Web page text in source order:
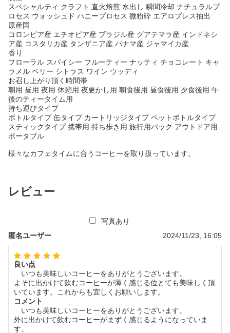
スペシャルティ クラフト 直火焙煎 水出し 瞬間冷却 ナチュラルプ
ロセス ウォッシュド ハニープロセス 微粉砕 エアロプレス抽出
原産国
コロンビア産 エチオピア産 ブラジル産 グアテマラ産 インドネシ
ア産 コスタリカ産 タンザニア産 パナマ産 ジャマイカ産
香り
フローラル スパイシー フルーティー ナッティ チョコレート キャ
ラメル ベリー シトラス ワイン ウッディ
お召し上がり頂く時間帯
朝用 昼用 夜用 休憩用 夜更かし用 朝食後用 昼食後用 夕食後用 午
後のティータイム用
持ち運びタイプ
ボトルタイプ 缶タイプ カートリッジタイプ ペットボトルタイプ
スティックタイプ 携帯用 持ち歩き用 旅行用パック アウトドア用
ポータブル
様々なカフェタイムに合うコーヒーを取り扱っています。
レビュー
写真あり
匿名ユーザー
2024/11/23, 16:05
良い点
いつも美味しいコーヒーをありがとうございます。
よそに出かけて飲むコーヒーが薄く感じる位とても美味しく頂
いています。これからも宜しくお願いします。
コメント
いつも美味しいコーヒーをありがとうございます。
外に出かけて飲むコーヒーがまずく感じるようになっていま
す。